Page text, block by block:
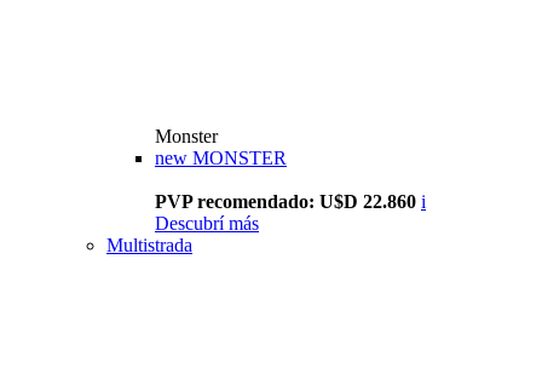
Monster
new MONSTER
PVP recomendado: U$D 22.860 i
Descubrí más
Multistrada